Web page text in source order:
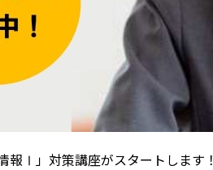
報Ⅰ」対策講座がスタートします！